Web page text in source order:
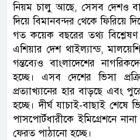
নিয়ম চালু আছে, সেসব দেশও
দিয়ে বিমানবন্দর থেকে ফিরিয়ে
গত কয়েক বছরের তথ্য বিশ্লেষণ
এশিয়ার দেশ থাইল্যান্ড,
গন্তব্যেও বাংলাদেশের
হচ্ছে। এসব দেশের ভিসা
প্রত্যাখ্যানের হার বাড়ছে এবং
হচ্ছে। দীর্ঘ যাচাই-বাছাই শেষে
পাসপোর্টধারীকে ইমিগ্রেশনে
ফেরত পাঠানো হচ্ছে।